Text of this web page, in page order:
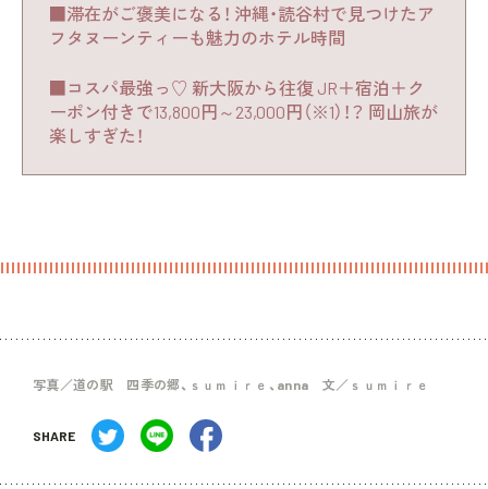
■滞在がご褒美になる！ 沖縄・読谷村で見つけたア
フタヌーンティーも魅力のホテル時間
■コスパ最強っ♡ 新大阪から往復 JR＋宿泊＋ク
ーポン付きで13,800円～23,000円（※1）！？ 岡山旅が
楽しすぎた！
写真／道の駅 四季の郷、ｓｕｍｉｒｅ、anna 文／ｓｕｍｉｒｅ
SHARE